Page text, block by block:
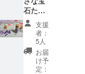
できま
せん）
※複数の
ご支援
をいた
だいた
場合、
に入力
してく
ださい
※お届け
先のお
名前
は、本
名を入
円
（税・
送料
込）
➡
9,000円
（税・
送料
け詰め
込んだ
小瓶を
１個お
届けし
ます。
宝石の
石たち
「薄紫
色」
【早
割】
（品
番：
支援
者：
5人
お届
け予
定：